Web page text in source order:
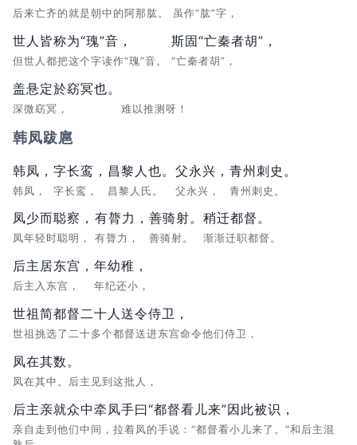
后来亡齐的就是朝中的阿那肱。 虽作“肱”字，
世人皆称为“瑰”音，
但世人都把这个字读作“瑰”音。
斯固“亡秦者胡”，
“亡秦者胡”，
盖悬定於窈冥也。
深微窈冥， 难以推测呀！
韩凤跋扈
韩凤，
韩凤，
字长鸾，
字长鸾，
昌黎人也。
昌黎人氏。
父永兴，
父永兴，
青州刺史。
青州刺史。
凤少而聪察，
凤年轻时聪明，
有膂力，
有膂力，
善骑射。
善骑射。
稍迁都督。
渐渐迁职都督。
后主居东宫，
后主入东宫，
年幼稚，
年纪还小，
世祖简都督二十人送令侍卫，
世祖挑选了二十多个都督送进东宫命令他们侍卫，
凤在其数。
凤在其中。后主见到这批人，
后主亲就众中牵凤手曰“都督看儿来”因此被识，
亲自走到他们中间，拉着凤的手说：“都督看小儿来了。”和后主混